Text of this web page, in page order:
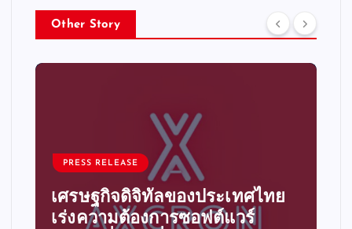
Other Story
PRESS RELEASE
เศรษฐกิจดิจิทัลของประเทศไทย
เร่งความต้องการซอฟต์แวร์